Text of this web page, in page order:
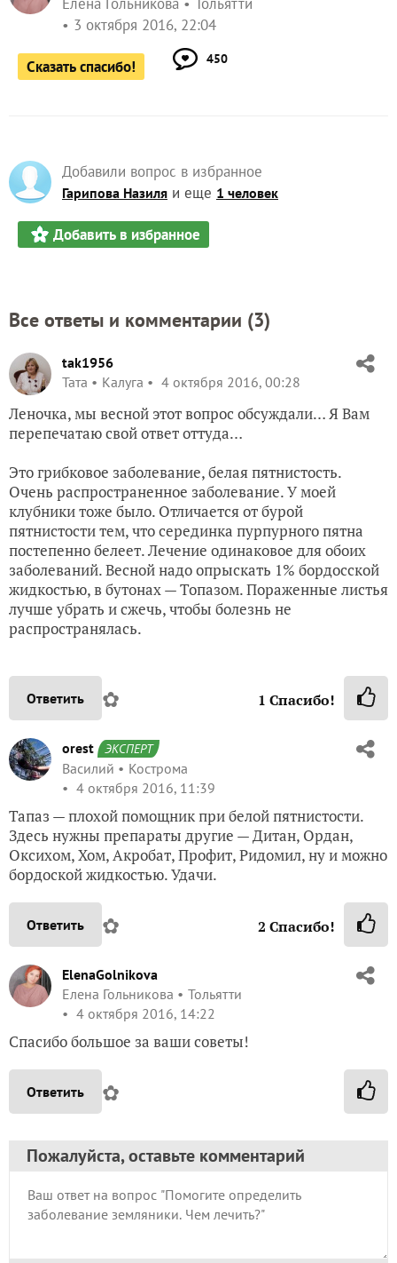
3 октября 2016, 22:04
Сказать спасибо! 450
Добавили вопрос в избранное
Гарипова Назиля и еще 1 человек
Добавить в избранное
Все ответы и комментарии (3)
tak1956
Taта
Калуга 4 октября 2016, 00:28
Леночка, мы весной этот вопрос обсуждали… Я Вам
перепечатаю свой ответ оттуда…
Это грибковое заболевание, белая пятнистость.
Очень распространенное заболевание. У моей
клубники тоже было. Отличается от бурой
пятнистости тем, что серединка пурпурного пятна
постепенно белеет. Лечение одинаковое для обоих
заболеваний. Весной надо опрыскать 1% бордосской
жидкостью, в бутонах — Топазом. Пораженные листья
лучше убрать и сжечь, чтобы болезнь не
распространялась.
Ответить ✿ 1 Спасибо!
orest ЭКСПЕРТ
Василий
Кострома
4 октября 2016, 11:39
Тапаз — плохой помощник при белой пятнистости.
Здесь нужны препараты другие — Дитан, Ордан,
Оксихом, Хом, Акробат, Профит, Ридомил, ну и можно
бордоской жидкостью. Удачи.
Ответить ✿ 2 Спасибо!
ElenaGolnikova
Елена Гольникова
Тольятти
4 октября 2016, 14:22
Спасибо большое за ваши советы!
Ответить ✿
Пожалуйста, оставьте комментарий